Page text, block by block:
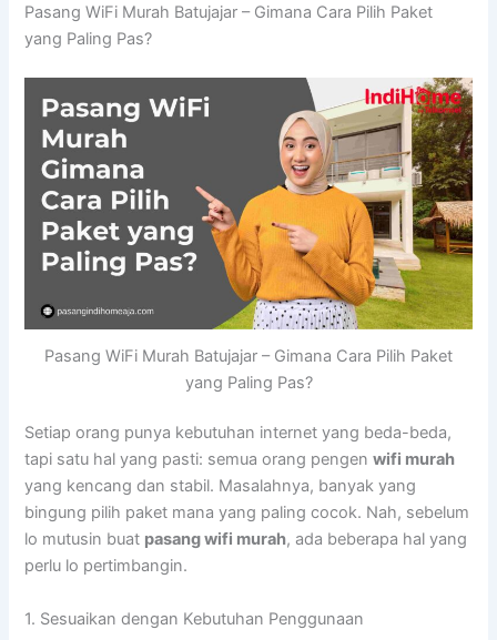
Pasang WiFi Murah Batujajar – Gimana Cara Pilih Paket
yang Paling Pas?
Pasang WiFi Murah Batujajar – Gimana Cara Pilih Paket
yang Paling Pas?
Setiap orang punya kebutuhan internet yang beda-beda,
tapi satu hal yang pasti: semua orang pengenwifi murah
yang kencang dan stabil. Masalahnya, banyak yang
bingung pilih paket mana yang paling cocok. Nah, sebelum
lo mutusin buat pasang wifi murah, ada beberapa hal yang
perlu lo pertimbangin.
1. Sesuaikan dengan Kebutuhan Penggunaan